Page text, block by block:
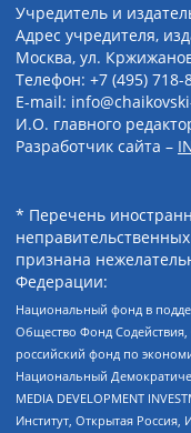
Учредитель и
Адрес учредителя,
Москва, ул.
Телефон: +7 (495) 718-
E-mail:
И.О. главного
Разработчик сайта –
* Перечень
признана
Федерации:
Национальный фонд в
Общество Фонд
российский фонд по
Национальный
MEDIA DEVELOPMENT
Институт, Открытая